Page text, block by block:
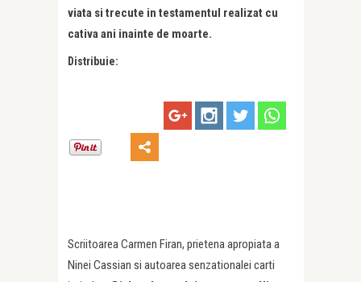
viata si trecute in testamentul realizat cu
cativa ani inainte de moarte.
Distribuie:
Scriitoarea Carmen Firan, prietena apropiata a
Ninei Cassian si autoarea senzationalei carti